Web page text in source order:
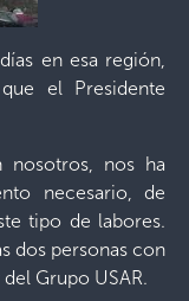
en esa región,
el Presidente
nosotros, nos ha
necesario, de
tipo de labores.
dos personas con
Grupo USAR.